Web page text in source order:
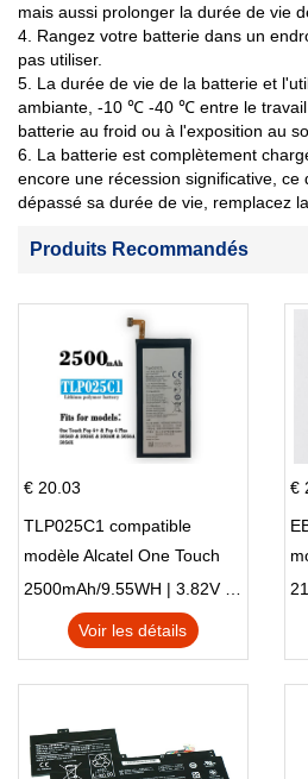
mais aussi prolonger la durée de vie
4. Rangez votre batterie dans un
pas utiliser.
5. La durée de vie de la batterie et
ambiante, -10 ℃ -40 ℃ entre le travail
batterie au froid ou à l'exposition au
6. La batterie est complètement
encore une récession significative, ce
dépassé sa durée de vie, remplacez
Produits Recommandés
€ 20.03
TLP025C1 compatible
modèle Alcatel One Touch
Pop 4 Plus OT-5056D
2500mAh/9.55WH | 3.82V | Li-ion ...
Voir les détails
€